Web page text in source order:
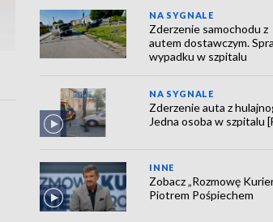
NA SYGNALE
Zderzenie samochodu z
autem dostawczym.
wypadku w szpitalu
NA SYGNALE
Zderzenie auta z
Jedna osoba w szpitalu
INNE
Zobacz „Rozmowę
Piotrem Pośpiechem